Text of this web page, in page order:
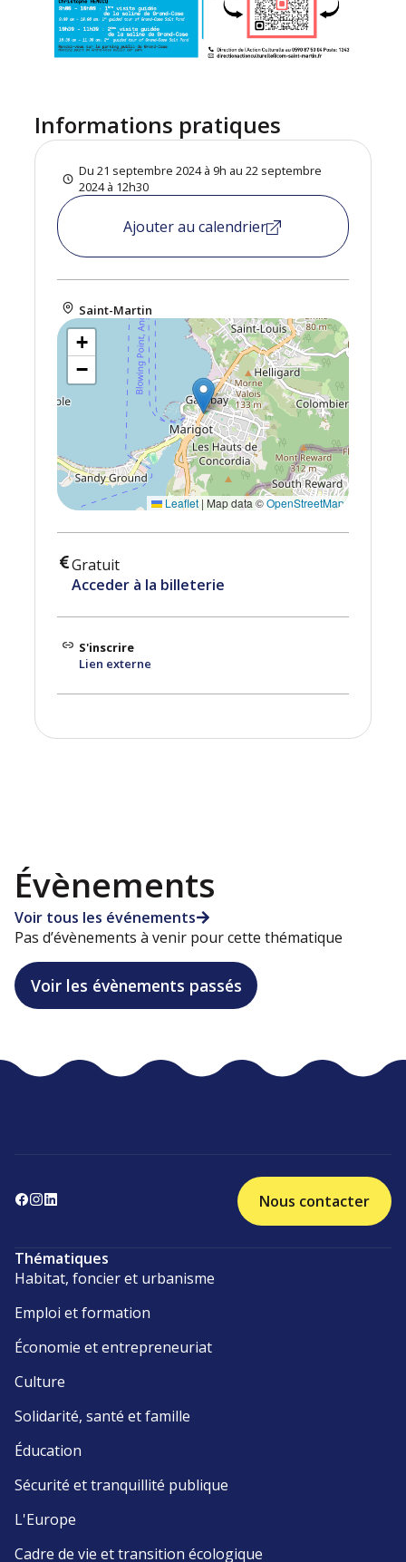
Informations pratiques
Du 21 septembre 2024 à 9h au 22 septembre
2024 à 12h30
Ajouter au calendrier
Saint-Martin
+
−
Leaflet | Map data ©OpenStreetMap
Gratuit
Acceder à la billeterie
S'inscrire
Lien externe
Évènements
Voir tous les événements
Pas d’évènements à venir pour cette thématique
Voir les évènements passés
Nous contacter
Thématiques
Habitat, foncier et urbanisme
Emploi et formation
Économie et entrepreneuriat
Culture
Solidarité, santé et famille
Éducation
Sécurité et tranquillité publique
L'Europe
Cadre de vie et transition écologique